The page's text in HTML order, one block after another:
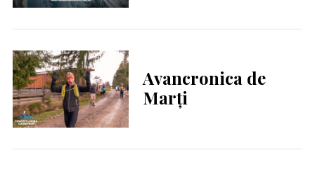
Avancronica de
Marți